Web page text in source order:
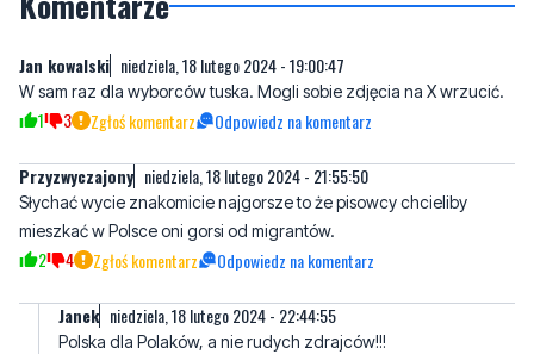
W sam raz dla wyborców tuska. Mogli sobie zdjęcia na X wrzucić.
Przyzwyczajony niedziela, 18 lutego 2024 - 21:55:50
Słychać wycie znakomicie najgorsze to że pisowcy chcieliby
2 4 Zgłoś komentarz Odpowiedz na komentarz
Janek niedziela, 18 lutego 2024 - 22:44:55
Polska dla Polaków, a nie rudych zdrajców!!!
Przyzwyczajony poniedziałek, 19 lutego 2024 - 06:13:23